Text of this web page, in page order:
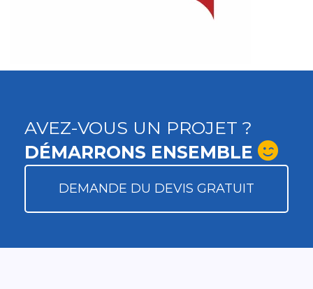
AVEZ-VOUS UN PROJET ?
DÉMARRONS ENSEMBLE
DEMANDE DU DEVIS GRATUIT